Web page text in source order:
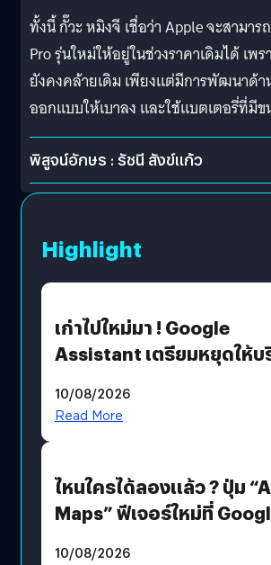
ทั้งนี้ กั๊วะ หมิงจี เชื่อว่า Apple จะสามา
Pro รุ่นใหม่ให้อยู่ในช่วงราคาเดิมได้ เพ
ยังคงคล้ายเดิม เพียงแต่มีการพัฒนาด้
ออกแบบให้เบาลง และใช้แบตเตอรี่ที่มี
พิสูจน์อักษร : รัชนี สังข์แก้ว
Highlight
เก่าไปใหม่มา ! Google
Assistant เตรียมหยุดให้บ
แทน
10/08/2026
Read More
ไหนใครได้ลองแล้ว ? ปุ่ม
Maps” ฟีเจอร์ใหม่ที่
10/08/2026